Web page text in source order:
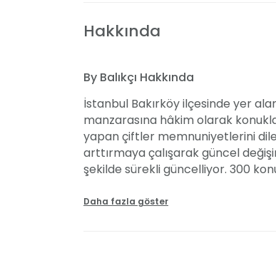
Hakkında
By Balıkçı Hakkında
İstanbul Bakırköy ilçesinde yer
manzarasına hâkim olarak
yapan çiftler memnuniyetlerini
arttırmaya çalışarak güncel
şekilde sürekli güncelliyor. 300
Daha fazla göster